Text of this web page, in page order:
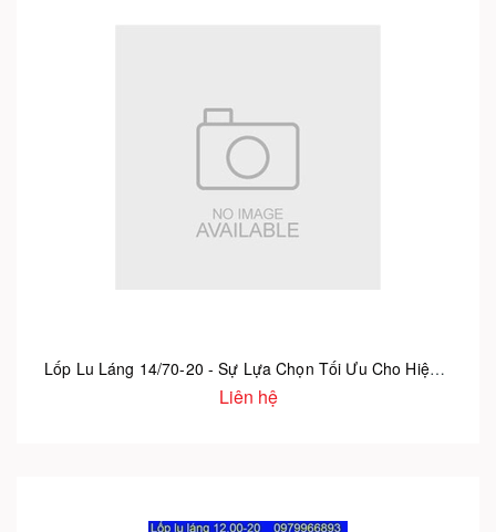
Lốp Lu Láng 14/70-20 - Sự Lựa Chọn Tối Ưu Cho Hiệu Suất Lu Đường
Liên hệ